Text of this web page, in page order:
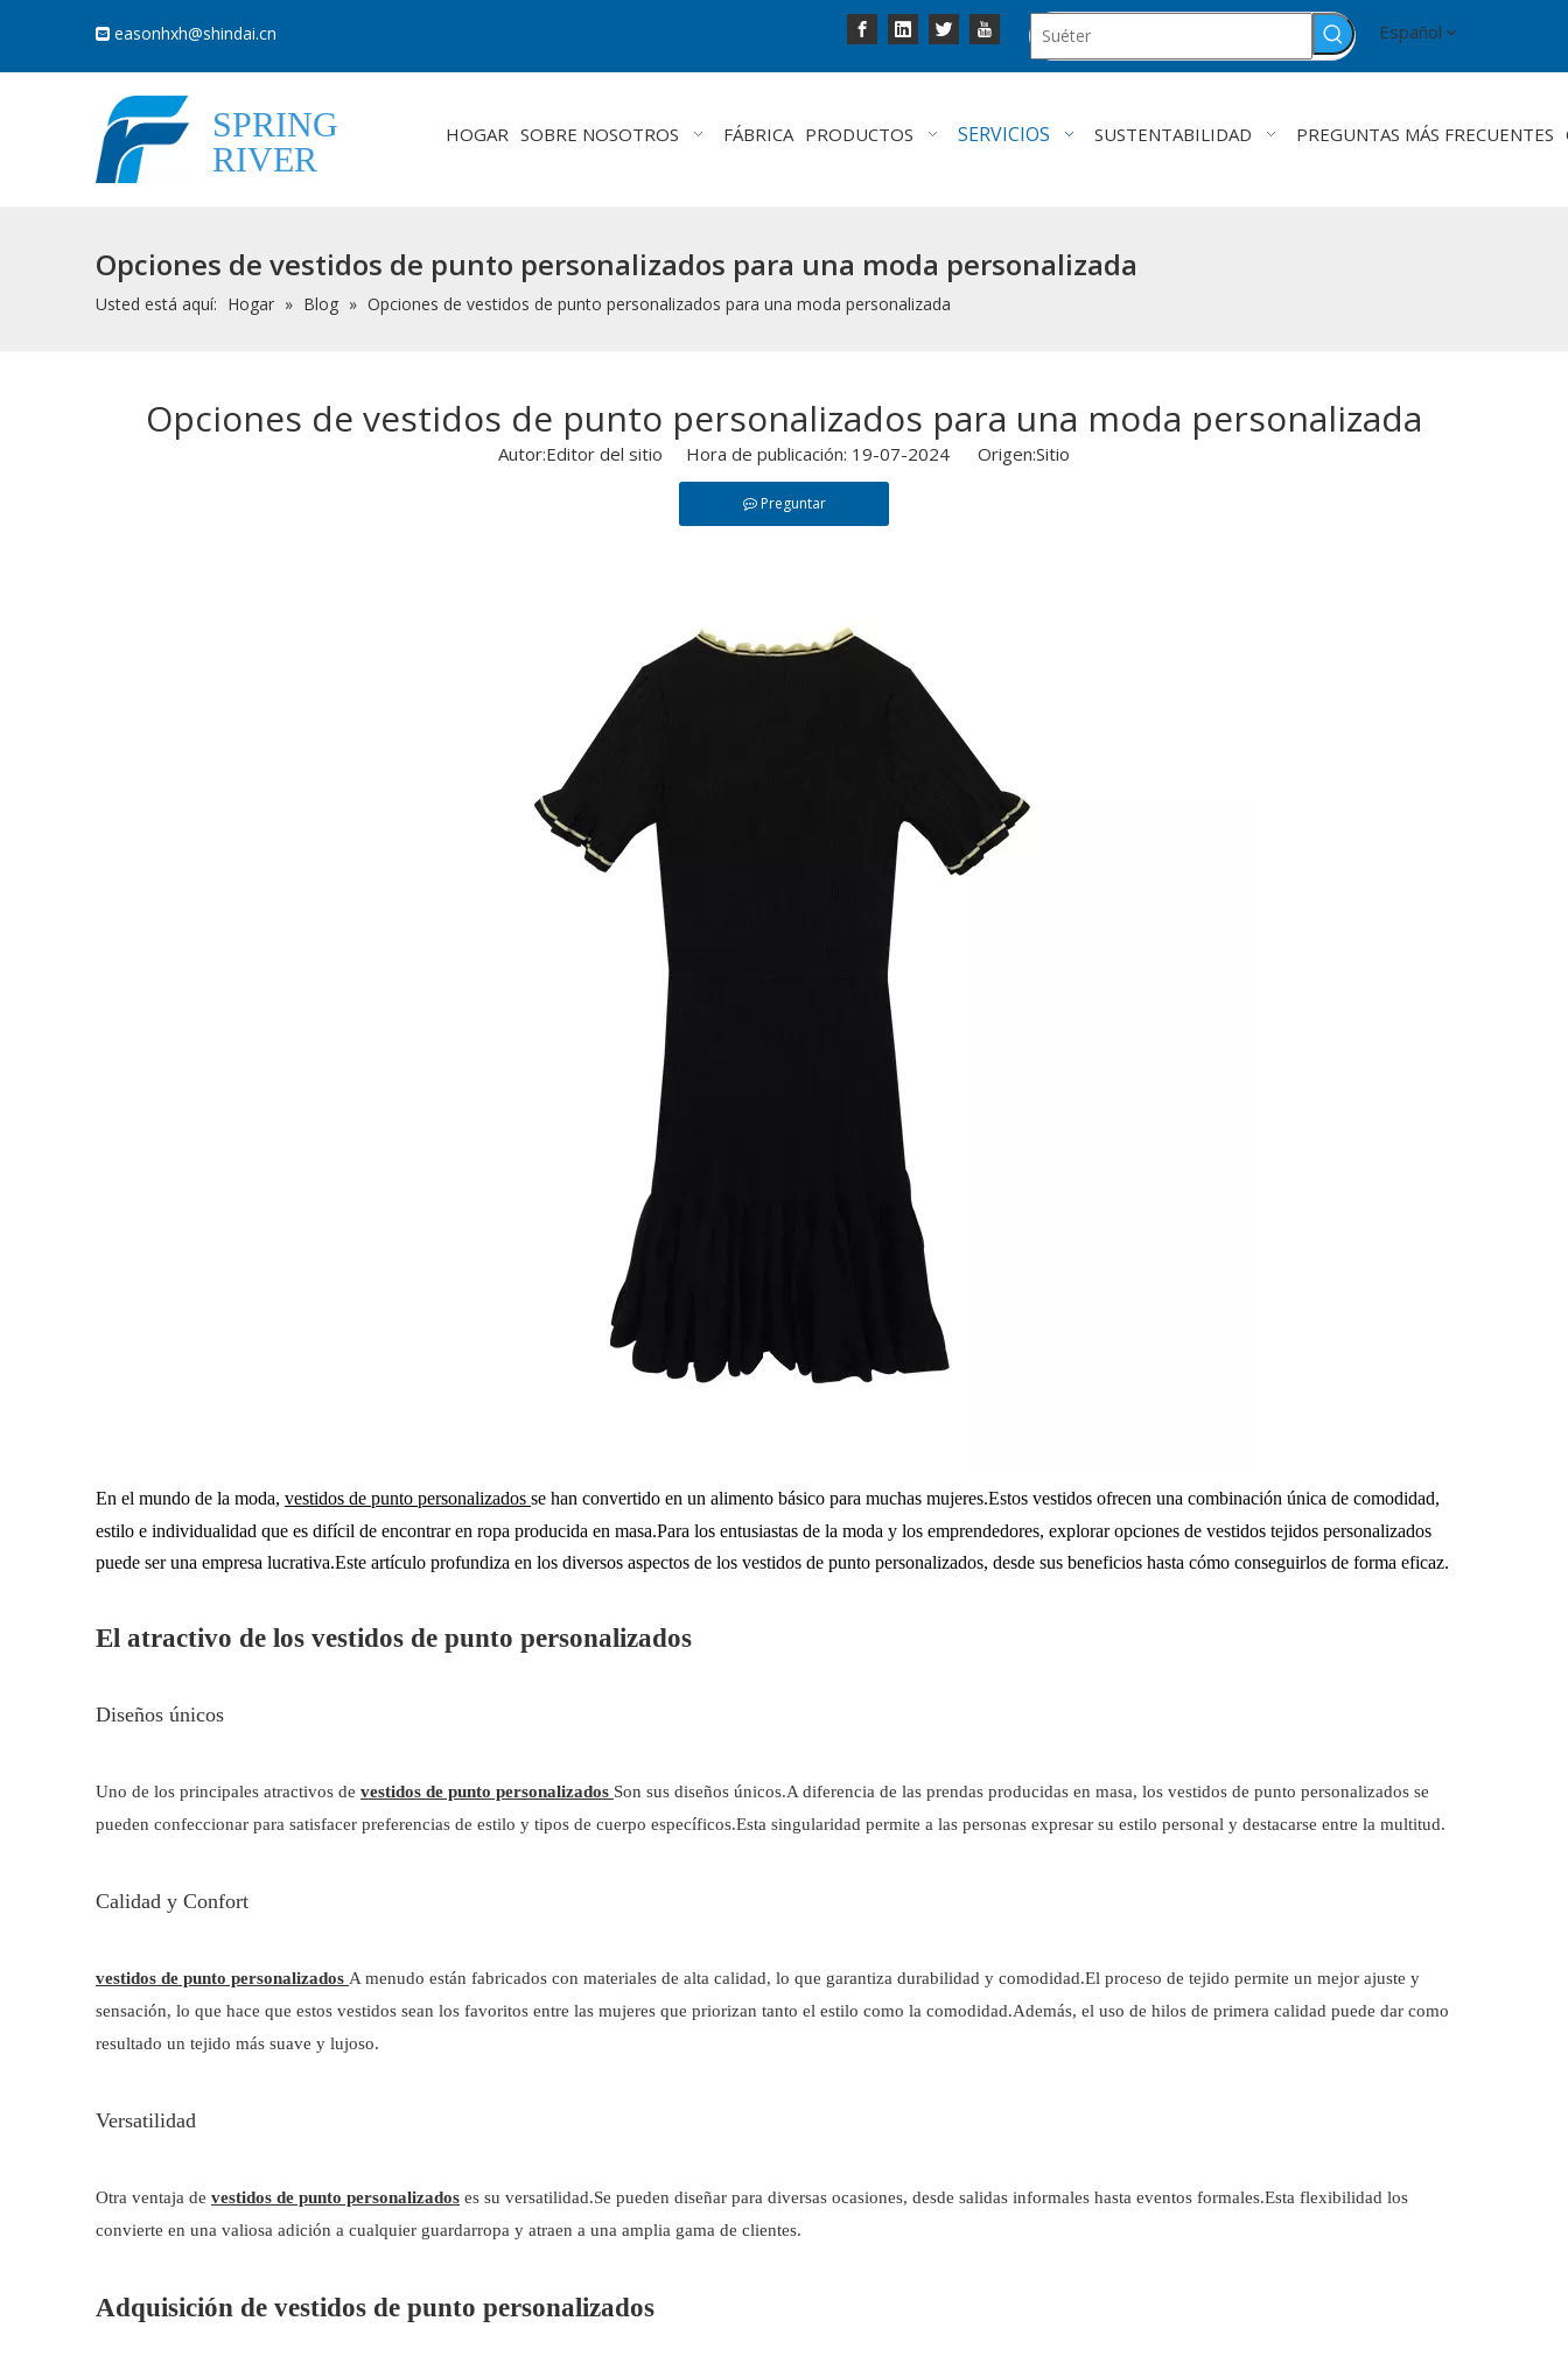
 easonhxh@shindai.cn Español
SPRING
RIVER
HOGAR SOBRE NOSOTROS FÁBRICA PRODUCTOS SERVICIOS SUSTENTABILIDAD PREGUNTAS MÁS FRECUENTES
Opciones de vestidos de punto personalizados para una moda personalizada
Usted está aquí: Hogar » Blog » Opciones de vestidos de punto personalizados para una moda personalizada
Opciones de vestidos de punto personalizados para una moda personalizada
Autor:Editor del sitio Hora de publicación: 19-07-2024 Origen:Sitio
Preguntar
En el mundo de la moda, vestidos de punto personalizados se han convertido en un alimento básico para muchas mujeres.Estos vestidos ofrecen una combinación única de comodidad,
estilo e individualidad que es difícil de encontrar en ropa producida en masa.Para los entusiastas de la moda y los emprendedores, explorar opciones de vestidos tejidos personalizados
puede ser una empresa lucrativa.Este artículo profundiza en los diversos aspectos de los vestidos de punto personalizados, desde sus beneficios hasta cómo conseguirlos de forma eficaz.
El atractivo de los vestidos de punto personalizados
Diseños únicos
Uno de los principales atractivos de vestidos de punto personalizados Son sus diseños únicos.A diferencia de las prendas producidas en masa, los vestidos de punto personalizados se
pueden confeccionar para satisfacer preferencias de estilo y tipos de cuerpo específicos.Esta singularidad permite a las personas expresar su estilo personal y destacarse entre la multitud.
Calidad y Confort
vestidos de punto personalizados A menudo están fabricados con materiales de alta calidad, lo que garantiza durabilidad y comodidad.El proceso de tejido permite un mejor ajuste y
sensación, lo que hace que estos vestidos sean los favoritos entre las mujeres que priorizan tanto el estilo como la comodidad.Además, el uso de hilos de primera calidad puede dar como
resultado un tejido más suave y lujoso.
Versatilidad
Otra ventaja de vestidos de punto personalizados es su versatilidad.Se pueden diseñar para diversas ocasiones, desde salidas informales hasta eventos formales.Esta flexibilidad los
convierte en una valiosa adición a cualquier guardarropa y atraen a una amplia gama de clientes.
Adquisición de vestidos de punto personalizados